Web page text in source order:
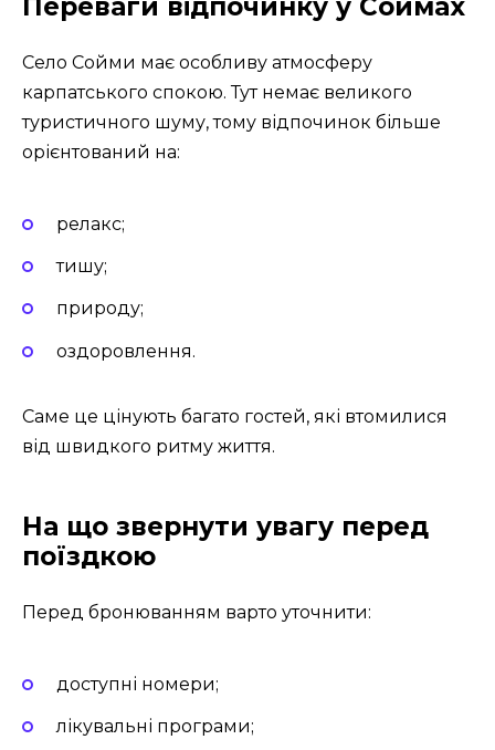
Переваги відпочинку у Соймах
Село Сойми має особливу атмосферу
карпатського спокою. Тут немає великого
туристичного шуму, тому відпочинок більше
орієнтований на:
релакс;
тишу;
природу;
оздоровлення.
Саме це цінують багато гостей, які втомилися
від швидкого ритму життя.
На що звернути увагу перед
поїздкою
Перед бронюванням варто уточнити:
доступні номери;
лікувальні програми;